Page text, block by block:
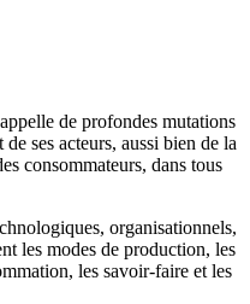
de profondes mutations
ses acteurs, aussi bien de la
consommateurs, dans tous
organisationnels,
les modes de production, les
les savoir-faire et les